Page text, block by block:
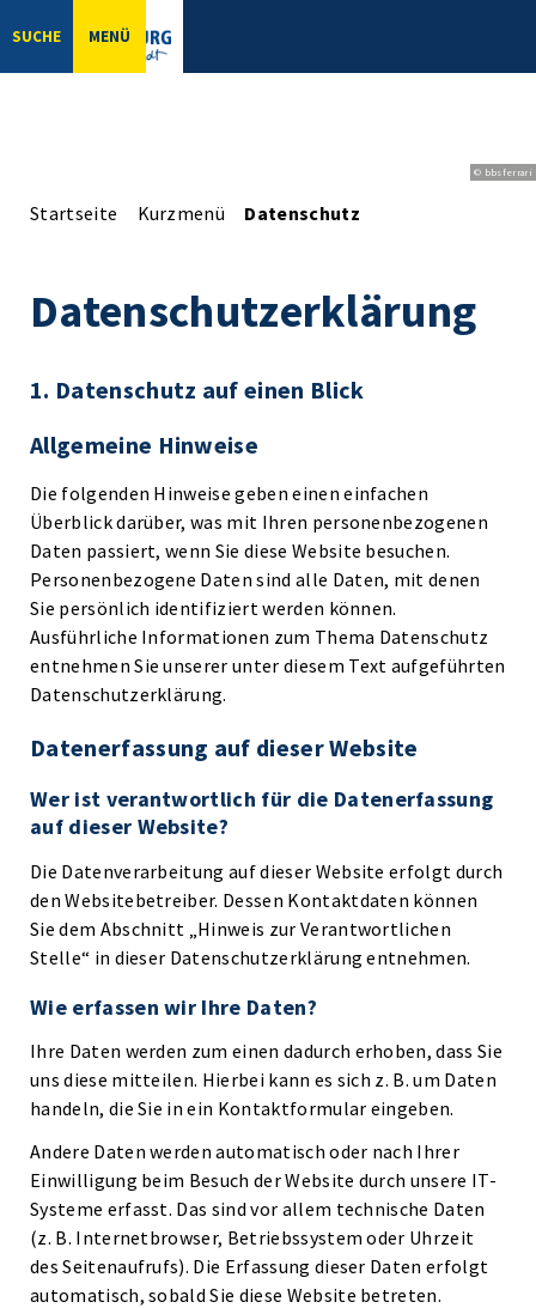
SUCHE MENÜ
© bbsferrari
Startseite Kurzmenü Datenschutz
Datenschutzerklärung
1. Datenschutz auf einen Blick
Allgemeine Hinweise
Die folgenden Hinweise geben einen einfachen
Überblick darüber, was mit Ihren personenbezogenen
Daten passiert, wenn Sie diese Website besuchen.
Personenbezogene Daten sind alle Daten, mit denen
Sie persönlich identifiziert werden können.
Ausführliche Informationen zum Thema Datenschutz
entnehmen Sie unserer unter diesem Text aufgeführten
Datenschutzerklärung.
Datenerfassung auf dieser Website
Wer ist verantwortlich für die Datenerfassung
auf dieser Website?
Die Datenverarbeitung auf dieser Website erfolgt durch
den Websitebetreiber. Dessen Kontaktdaten können
Sie dem Abschnitt „Hinweis zur Verantwortlichen
Stelle“ in dieser Datenschutzerklärung entnehmen.
Wie erfassen wir Ihre Daten?
Ihre Daten werden zum einen dadurch erhoben, dass Sie
uns diese mitteilen. Hierbei kann es sich z. B. um Daten
handeln, die Sie in ein Kontaktformular eingeben.
Andere Daten werden automatisch oder nach Ihrer
Einwilligung beim Besuch der Website durch unsere IT-
Systeme erfasst. Das sind vor allem technische Daten
(z. B. Internetbrowser, Betriebssystem oder Uhrzeit
des Seitenaufrufs). Die Erfassung dieser Daten erfolgt
automatisch, sobald Sie diese Website betreten.